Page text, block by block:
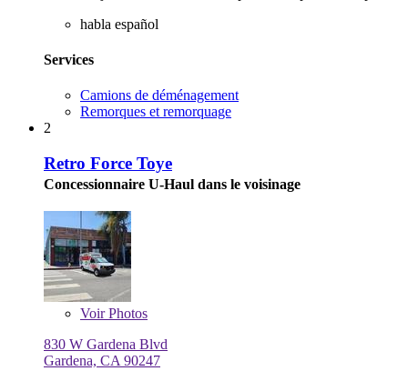
habla español
Services
Camions de déménagement
Remorques et remorquage
2
Retro Force Toye
Concessionnaire U-Haul dans le voisinage
VoirPhotos
830 W Gardena Blvd
Gardena, CA 90247